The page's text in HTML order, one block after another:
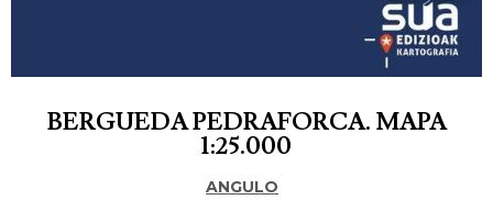
BERGUEDA PEDRAFORCA. MAPA
1:25.000
ANGULO